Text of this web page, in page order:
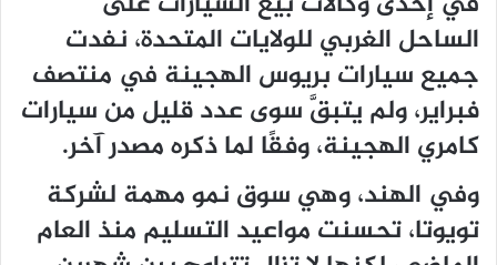
الساحل الغربي للولايات المتحدة، نفدت
جميع سيارات بريوس الهجينة في منتصف
فبراير، ولم يتبقَّ سوى عدد قليل من سيارات
كامري الهجينة، وفقًا لما ذكره مصدر آخر.
وفي الهند، وهي سوق نمو مهمة لشركة
تويوتا، تحسنت مواعيد التسليم منذ العام